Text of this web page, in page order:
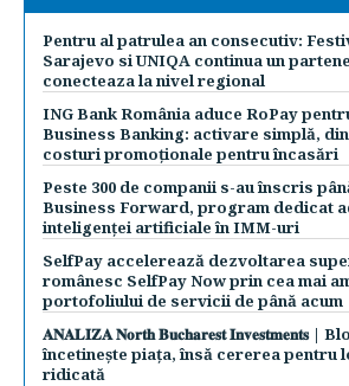
Pentru al patrulea an consecutiv:
Sarajevo si UNIQA continua un
conecteaza la nivel regional
ING Bank România aduce RoPay
Business Banking: activare simplă,
costuri promoționale pentru încasări
Peste 300 de companii s-au înscris
Business Forward, program dedicat
inteligenței artificiale în IMM-uri
SelfPay accelerează dezvoltarea
românesc SelfPay Now prin cea mai
portofoliului de servicii de până acum
𝐀𝐍𝐀𝐋𝐈𝐙𝐀 𝐍𝐨𝐫𝐭𝐡 𝐁𝐮𝐜𝐡𝐚𝐫𝐞𝐬𝐭 𝐈𝐧𝐯𝐞𝐬𝐭𝐦𝐞𝐧𝐭𝐬 |
încetinește piața, însă cererea pentru
ridicată